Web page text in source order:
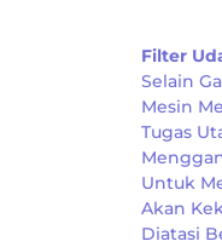
Filter
Selain
Mesin
Tugas
Untuk
Akan
Diatasi